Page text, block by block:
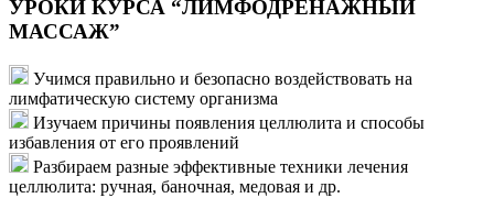
УРОКИ КУРСА “ЛИМФОДРЕНАЖНЫЙ
МАССАЖ”
Учимся правильно и безопасно воздействовать на
лимфатическую систему организма
Изучаем причины появления целлюлита и способы
избавления от его проявлений
Разбираем разные эффективные техники лечения
целлюлита: ручная, баночная, медовая и др.